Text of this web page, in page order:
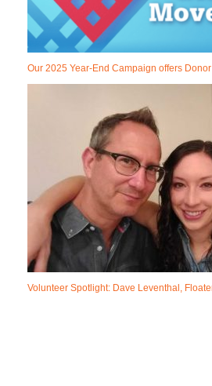
Our 2025 Year-End Campaign offers
Volunteer Spotlight: Dave Leventhal,